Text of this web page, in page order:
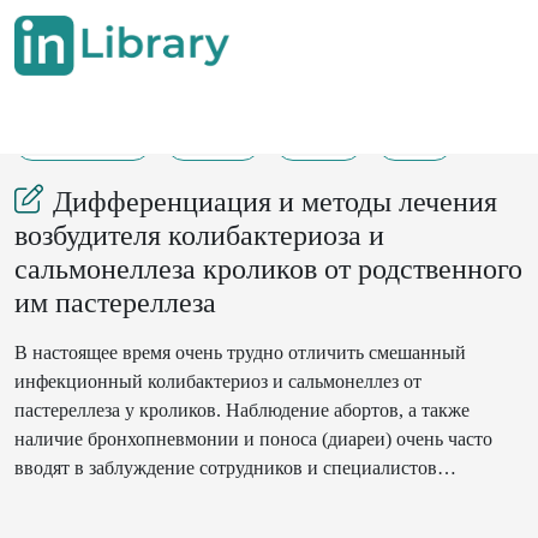
Дифференциация и методы лечения
возбудителя колибактериоза и
сальмонеллеза кроликов от родственного
им пастереллеза
В настоящее время очень трудно отличить смешанный
инфекционный колибактериоз и сальмонеллез от
пастереллеза у кроликов. Наблюдение абортов, а также
наличие бронхопневмонии и поноса (диареи) очень часто
вводят в заблуждение сотрудников и специалистов